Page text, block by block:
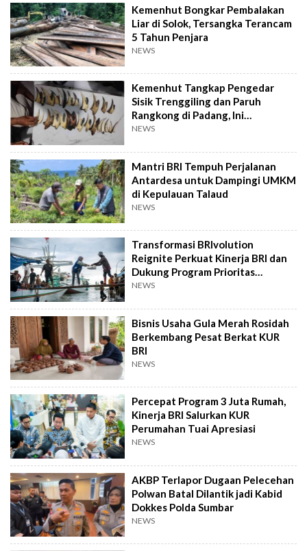
Kemenhut Bongkar Pembalakan
Liar di Solok, Tersangka Terancam
5 Tahun Penjara
NEWS
Kemenhut Tangkap Pengedar
Sisik Trenggiling dan Paruh
Rangkong di Padang, Ini
Kronologinya
NEWS
Mantri BRI Tempuh Perjalanan
Antardesa untuk Dampingi UMKM
di Kepulauan Talaud
NEWS
Transformasi BRIvolution
Reignite Perkuat Kinerja BRI dan
Dukung Program Prioritas
Pemerintah
NEWS
Bisnis Usaha Gula Merah Rosidah
Berkembang Pesat Berkat KUR
BRI
NEWS
Percepat Program 3 Juta Rumah,
Kinerja BRI Salurkan KUR
Perumahan Tuai Apresiasi
NEWS
AKBP Terlapor Dugaan Pelecehan
Polwan Batal Dilantik jadi Kabid
Dokkes Polda Sumbar
NEWS